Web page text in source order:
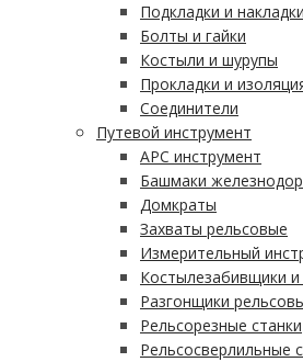
Подкладки и накладки
Болты и гайки
Костыли и шурупы
Прокладки и
Соединители
Путевой инструмент
АРС инструмент
Башмаки
Домкраты
Захваты рельсовые
Измерительный
Костылезабивщики
Разгонщики
Рельсорезные станки
Рельсосверлильные